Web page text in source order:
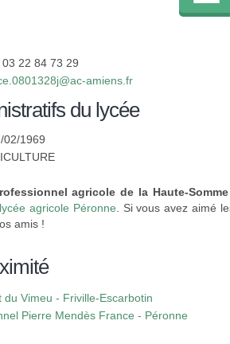
22 84 73 29
amiens.fr
du lycée
02/1969
agricole de la Haute-Somme
lycée agricole Péronne . Si vous avez aimé
amis !
du Vimeu - Friville-Escarbotin
Pierre Mendès France - Péronne